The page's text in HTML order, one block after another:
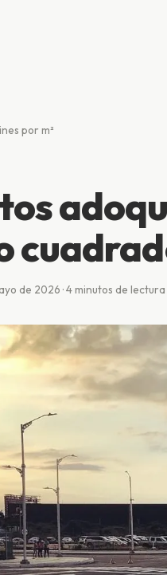
por m²
de 2026 · 4 minutos de lectura